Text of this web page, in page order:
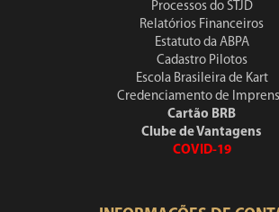
Processos do STJD
Relatórios Financeiros
Estatuto da ABPA
Cadastro Pilotos
Escola Brasileira de Kart
Credenciamento de
Cartão BRB
Clube de Vantagens
COVID-19